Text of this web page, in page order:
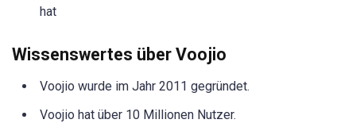
hat
Wissenswertes über Voojio
Voojio wurde im Jahr 2011 gegründet.
Voojio hat über 10 Millionen Nutzer.